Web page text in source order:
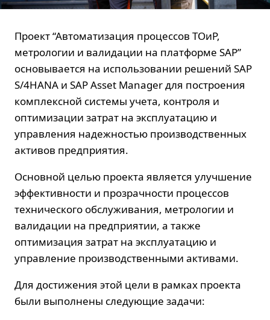
Проект “Автоматизация процессов ТОиР,
метрологии и валидации на платформе SAP”
основывается на использовании решений SAP
S/4HANA и SAP Asset Manager для построения
комплексной системы учета, контроля и
оптимизации затрат на эксплуатацию и
управления надежностью производственных
активов предприятия.
Основной целью проекта является улучшение
эффективности и прозрачности процессов
технического обслуживания, метрологии и
валидации на предприятии, а также
оптимизация затрат на эксплуатацию и
управление производственными активами.
Для достижения этой цели в рамках проекта
были выполнены следующие задачи: